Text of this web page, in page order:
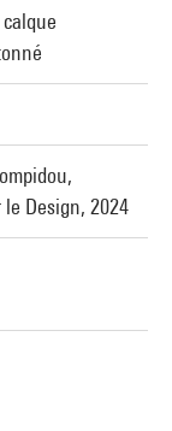
Design, 2024